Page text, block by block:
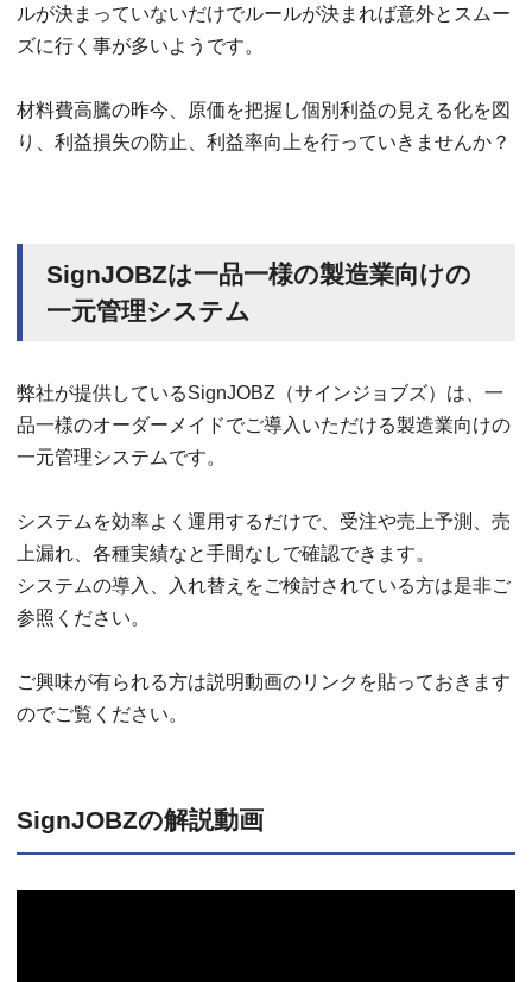
ルが決まっていないだけでルールが決まれば意外とスムー
ズに行く事が多いようです。
材料費高騰の昨今、原価を把握し個別利益の見える化を図
り、利益損失の防止、利益率向上を行っていきませんか？
SignJOBZは一品一様の製造業向けの
一元管理システム
弊社が提供しているSignJOBZ（サインジョブズ）は、一
品一様のオーダーメイドでご導入いただける製造業向けの
一元管理システムです。
システムを効率よく運用するだけで、受注や売上予測、売
上漏れ、各種実績なと手間なしで確認できます。
システムの導入、入れ替えをご検討されている方は是非ご
参照ください。
ご興味が有られる方は説明動画のリンクを貼っておきます
のでご覧ください。
SignJOBZの解説動画